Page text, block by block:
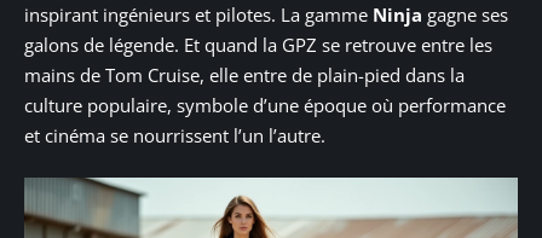
inspirant ingénieurs et pilotes. La gamme Ninja gagne ses
galons de légende. Et quand la GPZ se retrouve entre les
mains de Tom Cruise, elle entre de plain-pied dans la
culture populaire, symbole d’une époque où performance
et cinéma se nourrissent l’un l’autre.